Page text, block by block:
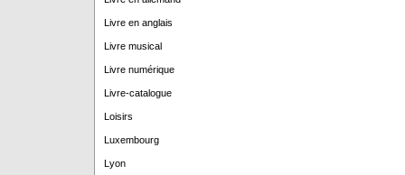
Livre en anglais
Livre musical
Livre numérique
Livre-catalogue
Loisirs
Luxembourg
Lyon